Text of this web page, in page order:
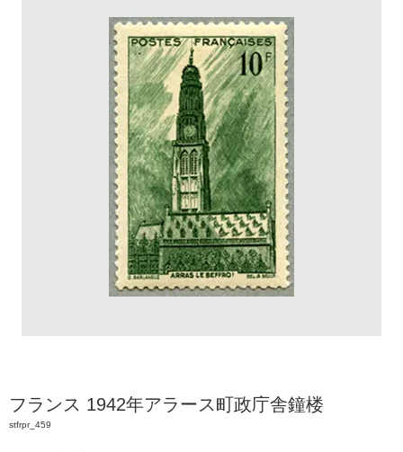
フランス 1942年アラース町政庁舎鐘楼
stfrpr_459